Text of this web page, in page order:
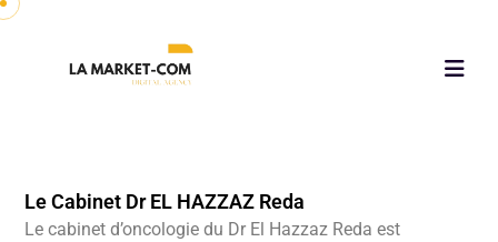
Le Cabinet Dr EL HAZZAZ Reda
Le cabinet d’oncologie du Dr El Hazzaz Reda est